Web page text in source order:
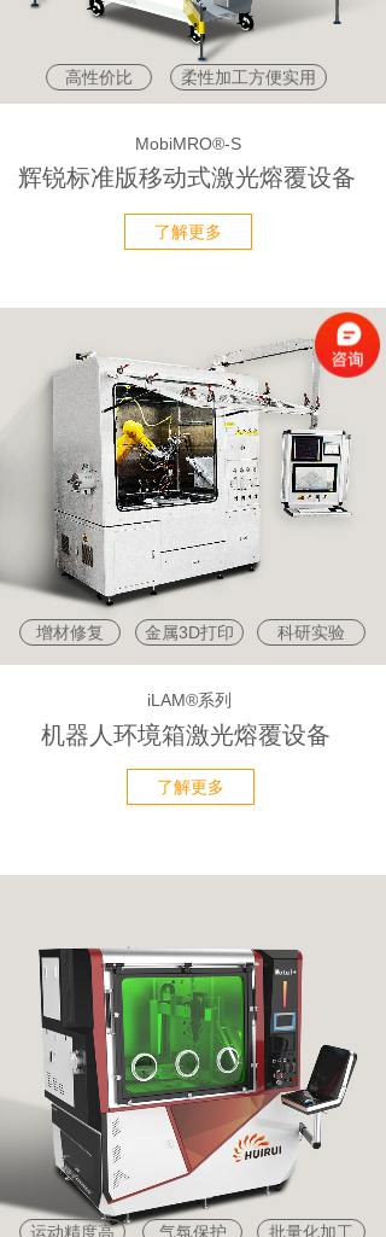
柔性加工方便实用
高性价比
MobiMRO®-S
辉锐标准版移动式激光熔覆设备
了解更多
金属3D打印 科研实验
增材修复
iLAM®系列
机器人环境箱激光熔覆设备
了解更多
运动精度高 批量化加工
气氛保护